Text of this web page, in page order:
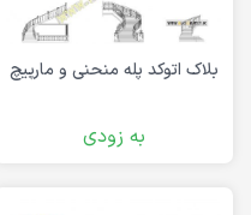
بلاک اتوکد پله منحنی و مارپیچ
به زودی